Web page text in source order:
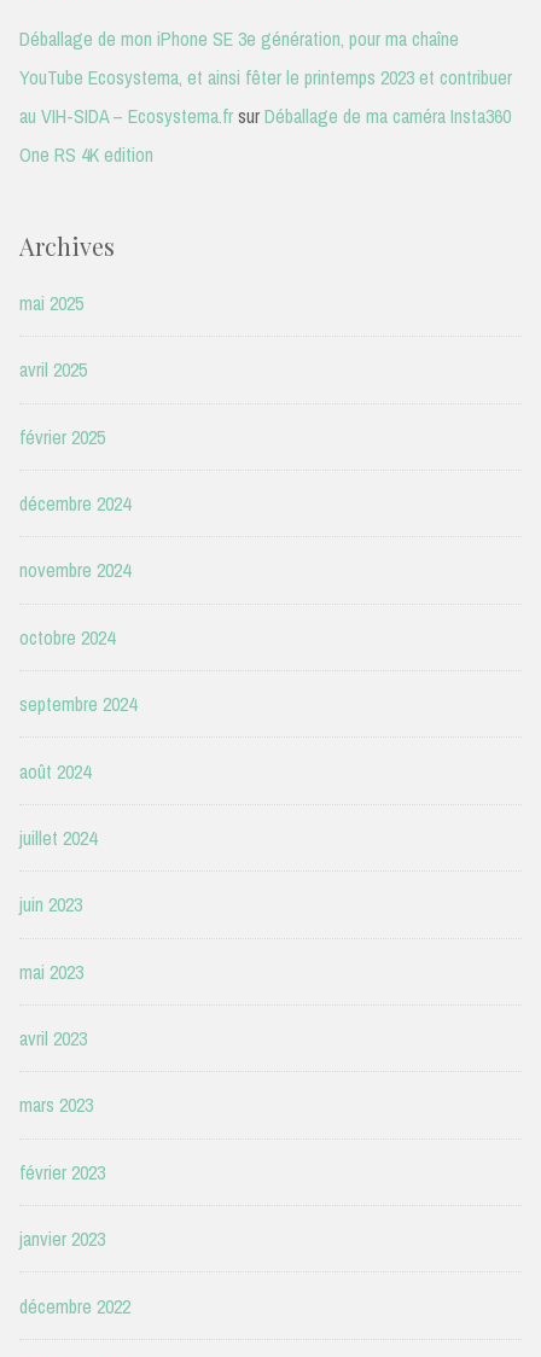
Déballage de mon iPhone SE 3e génération, pour ma chaîne
YouTube Ecosystema, et ainsi fêter le printemps 2023 et contribuer
au VIH-SIDA – Ecosystema.frsurDéballage de ma caméra Insta360
One RS 4K edition
Archives
mai 2025
avril 2025
février 2025
décembre 2024
novembre 2024
octobre 2024
septembre 2024
août 2024
juillet 2024
juin 2023
mai 2023
avril 2023
mars 2023
février 2023
janvier 2023
décembre 2022